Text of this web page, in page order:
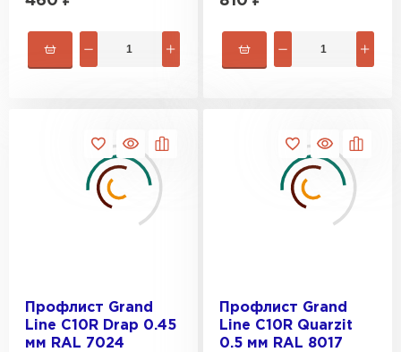
Профлист Grand
Line С10R Drap 0.45
мм RAL 7024
Профлист Grand
Line С10R Quarzit
0.5 мм RAL 8017